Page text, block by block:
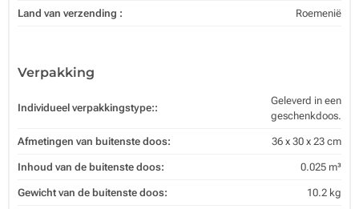
Land van verzending : Roemenië
Verpakking
Individueel verpakkingstype::
Geleverd in een
geschenkdoos.
Afmetingen van buitenste doos: 36 x 30 x 23 cm
Inhoud van de buitenste doos: 0.025 m³
Gewicht van de buitenste doos: 10.2 kg